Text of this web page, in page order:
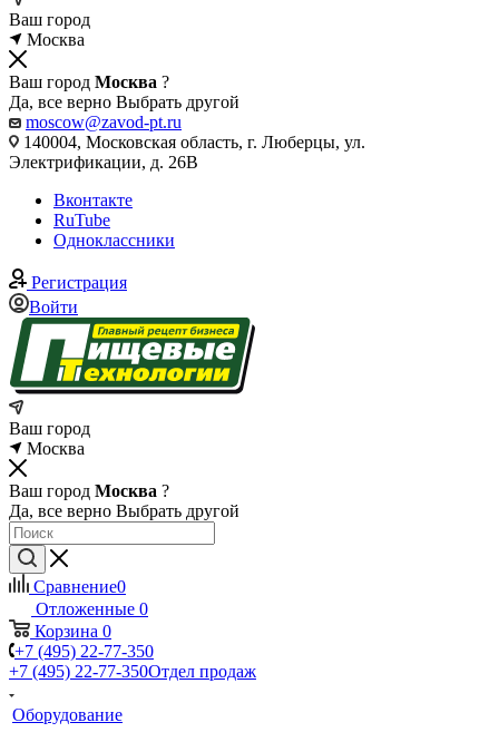
Ваш город
Москва
Ваш город Москва ?
Да, все верно Выбрать другой
moscow@zavod-pt.ru
140004, Московская область, г. Люберцы, ул.
Электрификации, д. 26В
Вконтакте
RuTube
Одноклассники
Регистрация
Войти
Ваш город
Москва
Ваш город Москва ?
Да, все верно Выбрать другой
Сравнение0
Отложенные 0
Корзина 0
+7 (495) 22-77-350
+7 (495) 22-77-350Отдел продаж
Оборудование